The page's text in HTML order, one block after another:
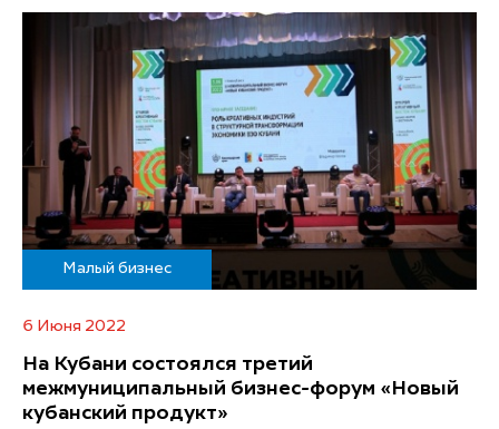
Малый бизнес
6 Июня 2022
На Кубани состоялся третий
межмуниципальный бизнес-форум «Новый
кубанский продукт»